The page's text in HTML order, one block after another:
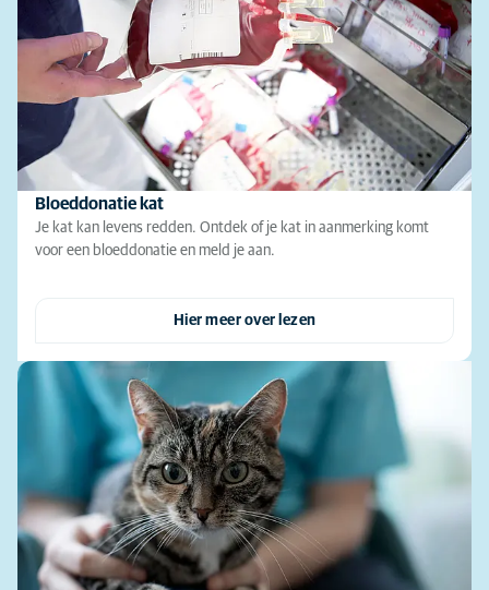
Bloeddonatie kat
Je kat kan levens redden. Ontdek of je kat in aanmerking komt
voor een bloeddonatie en meld je aan.
Hier meer over lezen